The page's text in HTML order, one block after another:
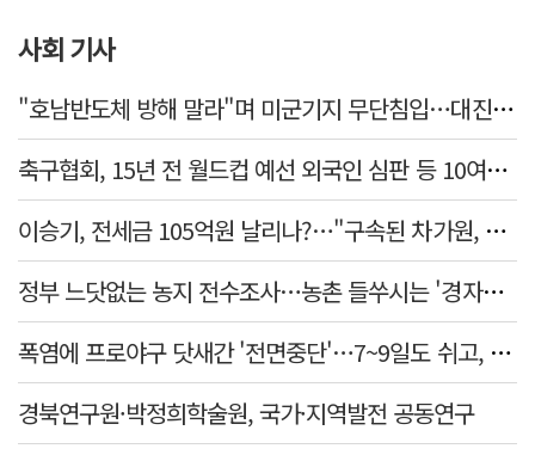
사회 기사
"호남반도체 방해 말라"며 미군기지 무단침입…대진연 회원 3명 '구속'
축구협회, 15년 전 월드컵 예선 외국인 심판 등 10여명에 '성 접대'
이승기, 전세금 105억원 날리나?…"구속된 차가원, 형사 범죄 영역"
정부 느닷없는 농지 전수조사…농촌 들쑤시는 '경자유전'의 칼날
폭염에 프로야구 닷새간 '전면중단'…7~9일도 쉬고, 11일 재개
경북연구원·박정희학술원, 국가·지역발전 공동연구